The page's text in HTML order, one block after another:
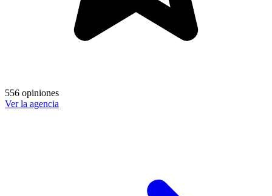
556 opiniones
Ver la agencia